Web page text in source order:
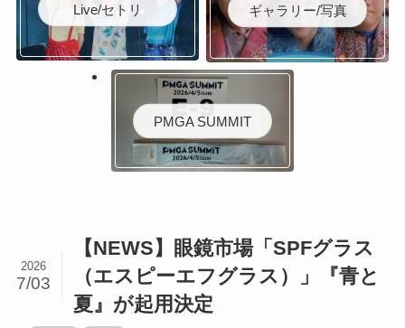
Live/セトリ ギャラリー/写真
PMGA SUMMIT
【NEWS】眼鏡市場「SPFグラス
（エスピーエフグラス）」『青と
夏』が起用決定
2026
7/03